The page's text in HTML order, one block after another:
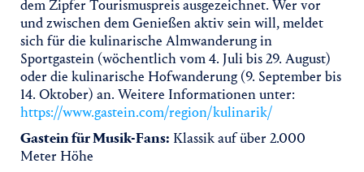
dem Zipfer Tourismuspreis ausgezeichnet. Wer vor
und zwischen dem Genießen aktiv sein will, meldet
sich für die kulinarische Almwanderung in
Sportgastein (wöchentlich vom 4. Juli bis 29. August)
oder die kulinarische Hofwanderung (9. September bis
14. Oktober) an. Weitere Informationen unter:
https://www.gastein.com/region/kulinarik/
Gastein für Musik-Fans: Klassik auf über 2.000
Meter Höhe